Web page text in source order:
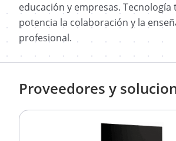
educación y empresas. Tecnología
potencia la colaboración y la
profesional.
Proveedores y